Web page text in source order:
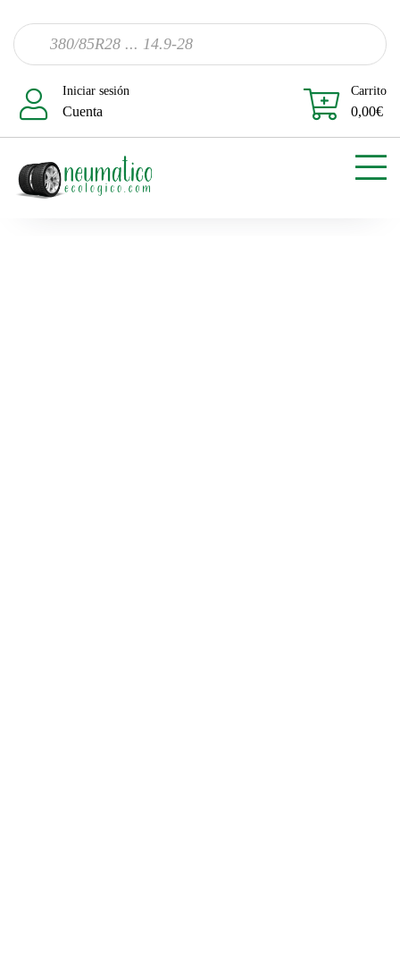
Iniciar sesión
Cuenta
Carrito
0,00€